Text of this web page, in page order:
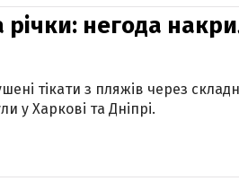
негода
тікати з пляжів через
у Харкові та Дніпрі.